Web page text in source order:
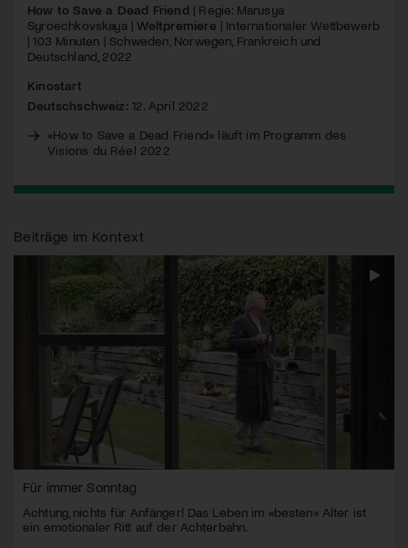
How to Save a Dead Friend | Regie: Marusya
Syroechkovskaya |Weltpremiere | Internationaler Wettbewerb
| 103 Minuten | Schweden, Norwegen, Frankreich und
Deutschland, 2022
Kinostart
Deutschschweiz: 12. April 2022
«How to Save a Dead Friend» läuft im Programm des
Visions du Réel 2022
Beiträge im Kontext
Für immer Sonntag
Achtung, nichts für Anfänger! Das Leben im «besten» Alter ist
ein emotionaler Ritt auf der Achterbahn.